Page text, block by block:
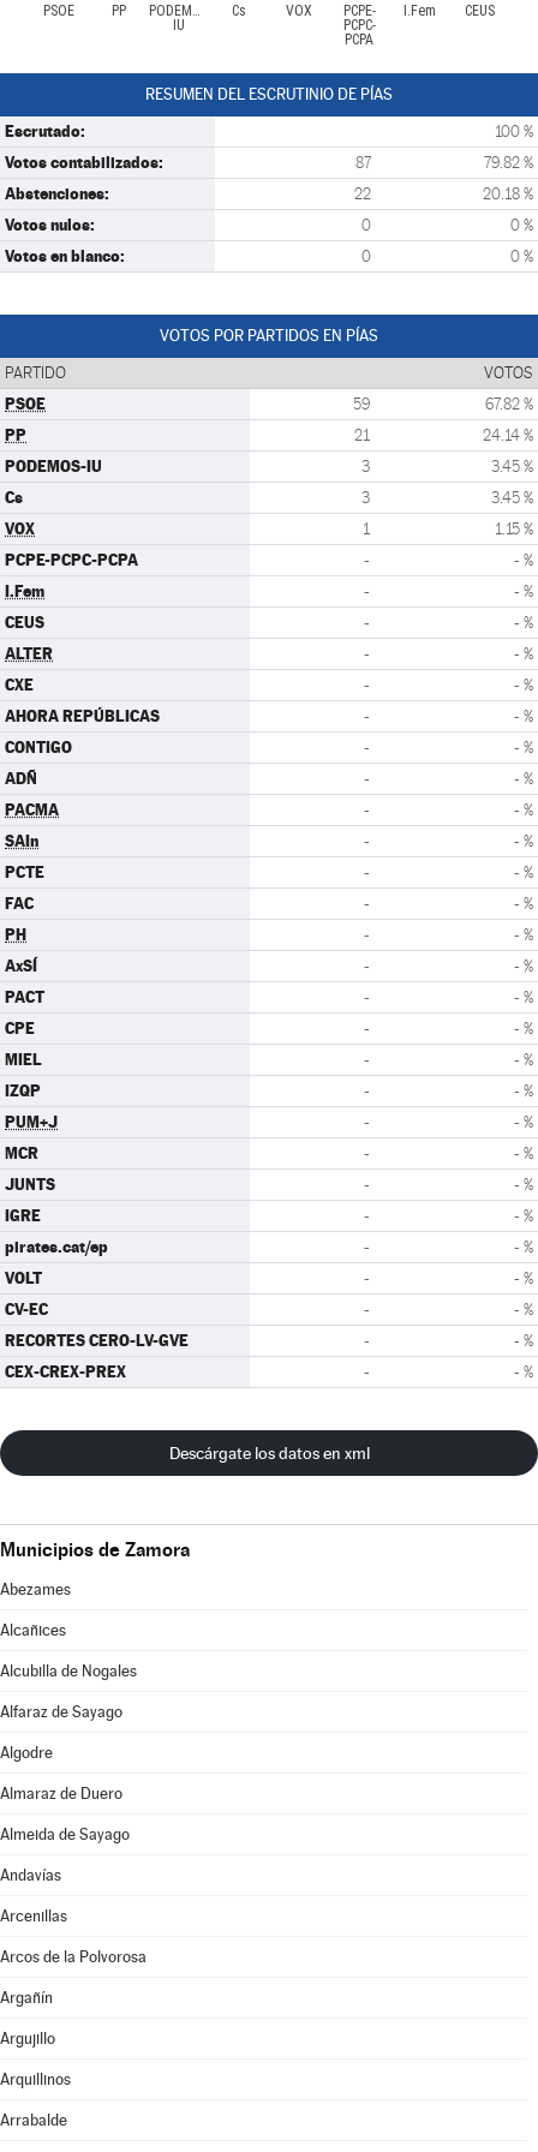
PSOE PP
PODEMOS-
IU
Cs VOX
PCPE-
PCPC-
PCPA
I.Fem CEUS
RESUMEN DEL ESCRUTINIO DE PÍAS
Escrutado: 100 %
Votos contabilizados: 87 79.82 %
Abstenciones: 22 20.18 %
Votos nulos: 0 0 %
Votos en blanco: 0 0 %
VOTOS POR PARTIDOS EN PÍAS
PARTIDO VOTOS
PSOE 59 67.82 %
PP 21 24.14 %
PODEMOS-IU 3 3.45 %
Cs 3 3.45 %
VOX 1 1.15 %
PCPE-PCPC-PCPA - - %
I.Fem - - %
CEUS - - %
ALTER - - %
CXE - - %
AHORA REPÚBLICAS - - %
CONTIGO - - %
ADÑ - - %
PACMA - - %
SAIn - - %
PCTE - - %
FAC - - %
PH - - %
AxSÍ - - %
PACT - - %
CPE - - %
MIEL - - %
IZQP - - %
PUM+J - - %
MCR - - %
JUNTS - - %
IGRE - - %
pirates.cat/ep - - %
VOLT - - %
CV-EC - - %
RECORTES CERO-LV-GVE - - %
CEX-CREX-PREX - - %
Descárgate los datos en xml
Municipios de Zamora
Abezames
Alcañices
Alcubilla de Nogales
Alfaraz de Sayago
Algodre
Almaraz de Duero
Almeida de Sayago
Andavías
Arcenillas
Arcos de la Polvorosa
Argañín
Argujillo
Arquillinos
Arrabalde